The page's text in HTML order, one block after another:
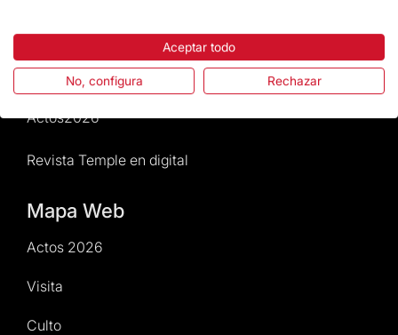
Agenda
Da un impulso
Actos2026
Revista Temple en digital
Mapa Web
Actos 2026
Visita
Culto
Aceptar todo
No, configura Rechazar